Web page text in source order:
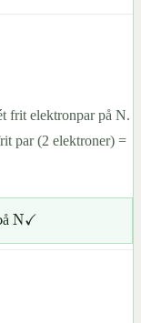
frit elektronpar på N.
par (2 elektroner) =
å
N✓